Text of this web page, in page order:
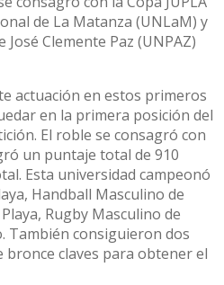
de La Matanza (UNLaM) y
Clemente Paz (UNPAZ)
actuación en estos primeros
en la primera posición del
El roble se consagró con
un puntaje total de 910
Esta universidad campeonó
Handball Masculino de
Rugby Masculino de
También consiguieron dos
bronce claves para obtener el